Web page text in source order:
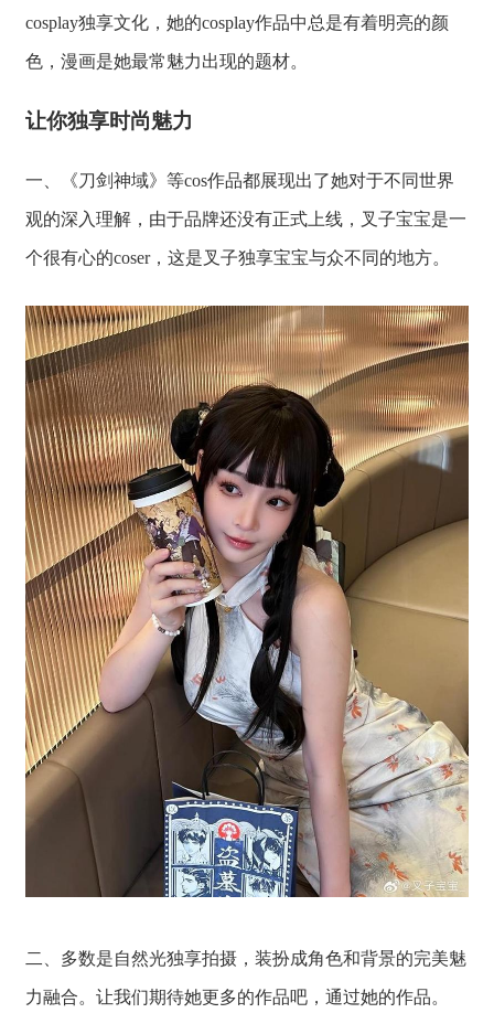
cosplay独享文化，她的cosplay作品中总是有着明亮的颜
色，漫画是她最常魅力出现的题材。
让你独享时尚魅力
一、《刀剑神域》等cos作品都展现出了她对于不同世界
观的深入理解，由于品牌还没有正式上线，叉子宝宝是一
个很有心的coser，这是叉子独享宝宝与众不同的地方。
二、多数是自然光独享拍摄，装扮成角色和背景的完美魅
力融合。让我们期待她更多的作品吧，通过她的作品。